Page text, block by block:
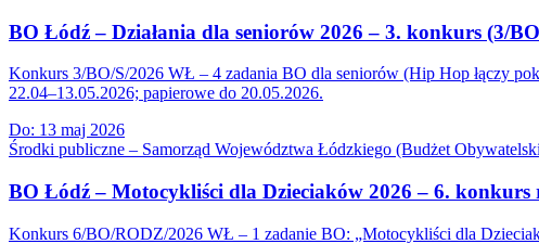
BO Łódź – Działania dla seniorów 2026 – 3. konkurs (3/
Konkurs 3/BO/S/2026 WŁ – 4 zadania BO dla seniorów (Hip Hop łączy
22.04–13.05.2026; papierowe do 20.05.2026.
Do: 13 maj 2026
Środki publiczne – Samorząd Województwa Łódzkiego (Budżet
BO Łódź – Motocykliści dla Dzieciaków 2026 – 6.
Konkurs 6/BO/RODZ/2026 WŁ – 1 zadanie BO: „Motocykliści dla